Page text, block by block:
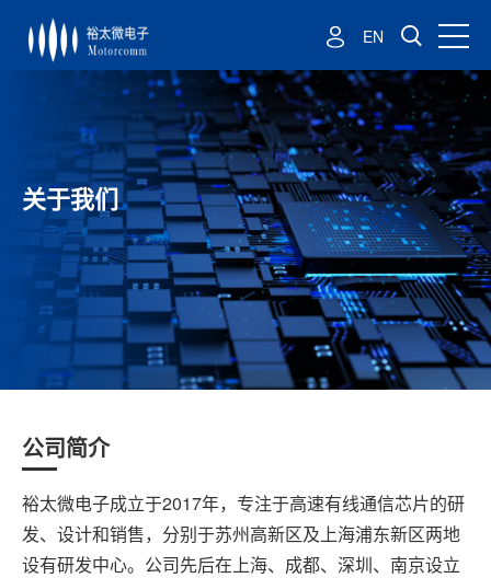
EN
关于我们
公司简介
裕太微电子成立于2017年，专注于高速有线通信芯片的研
发、设计和销售，分别于苏州高新区及上海浦东新区两地
设有研发中心。公司先后在上海、成都、深圳、南京设立